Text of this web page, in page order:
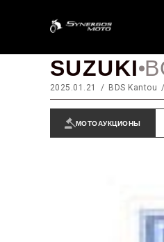
SUZUKI
2025.01.21 BDS Kantou
МОТОАУКЦИОНЫ